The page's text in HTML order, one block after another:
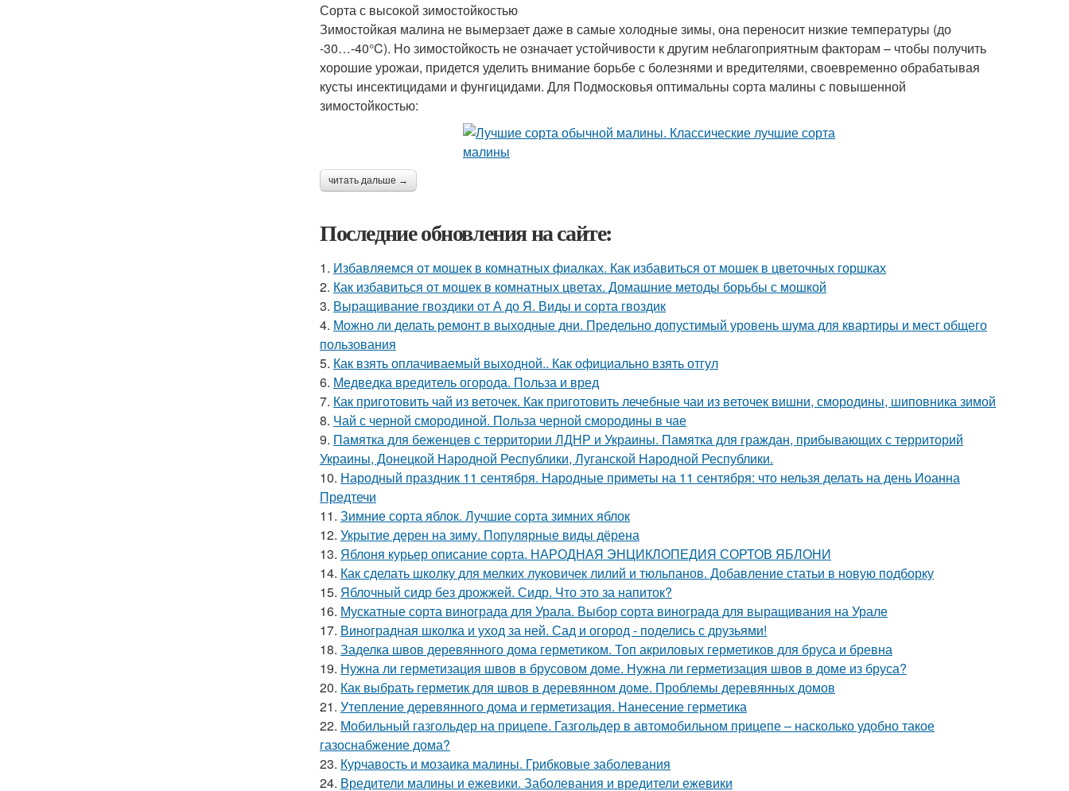
Сорта с высокой зимостойкостью
Зимостойкая малина не вымерзает даже в самые холодные зимы, она переносит низкие температуры (до
-30…-40°C). Но зимостойкость не означает устойчивости к другим неблагоприятным факторам – чтобы получить
хорошие урожаи, придется уделить внимание борьбе с болезнями и вредителями, своевременно обрабатывая
кусты инсектицидами и фунгицидами. Для Подмосковья оптимальны сорта малины с повышенной
зимостойкостью:
читать дальше →
Последние обновления на сайте:
1. Избавляемся от мошек в комнатных фиалках. Как избавиться от мошек в цветочных горшках
2. Как избавиться от мошек в комнатных цветах. Домашние методы борьбы с мошкой
3. Выращивание гвоздики от А до Я. Виды и сорта гвоздик
4. Можно ли делать ремонт в выходные дни. Предельно допустимый уровень шума для квартиры и мест общего
пользования
5. Как взять оплачиваемый выходной.. Как официально взять отгул
6. Медведка вредитель огорода. Польза и вред
7. Как приготовить чай из веточек. Как приготовить лечебные чаи из веточек вишни, смородины, шиповника зимой
8. Чай с черной смородиной. Польза черной смородины в чае
9. Памятка для беженцев с территории ЛДНР и Украины. Памятка для граждан, прибывающих с территорий
Украины, Донецкой Народной Республики, Луганской Народной Республики.
10. Народный праздник 11 сентября. Народные приметы на 11 сентября: что нельзя делать на день Иоанна
Предтечи
11. Зимние сорта яблок. Лучшие сорта зимних яблок
12. Укрытие дерен на зиму. Популярные виды дёрена
13. Яблоня курьер описание сорта. НАРОДНАЯ ЭНЦИКЛОПЕДИЯ СОРТОВ ЯБЛОНИ
14. Как сделать школку для мелких луковичек лилий и тюльпанов. Добавление статьи в новую подборку
15. Яблочный сидр без дрожжей. Сидр. Что это за напиток?
16. Мускатные сорта винограда для Урала. Выбор сорта винограда для выращивания на Урале
17. Виноградная школка и уход за ней. Сад и огород - поделись с друзьями!
18. Заделка швов деревянного дома герметиком. Топ акриловых герметиков для бруса и бревна
19. Нужна ли герметизация швов в брусовом доме. Нужна ли герметизация швов в доме из бруса?
20. Как выбрать герметик для швов в деревянном доме. Проблемы деревянных домов
21. Утепление деревянного дома и герметизация. Нанесение герметика
22. Мобильный газгольдер на прицепе. Газгольдер в автомобильном прицепе – насколько удобно такое
газоснабжение дома?
23. Курчавость и мозаика малины. Грибковые заболевания
24. Вредители малины и ежевики. Заболевания и вредители ежевики